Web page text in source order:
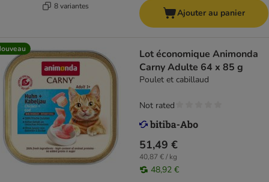
8 variantes
Ajouter au panier
Lot économique Animonda
Carny Adulte 64 x 85 g
Poulet et cabillaud
51,49 €
40,87 € / kg
48,92 €
Not rated